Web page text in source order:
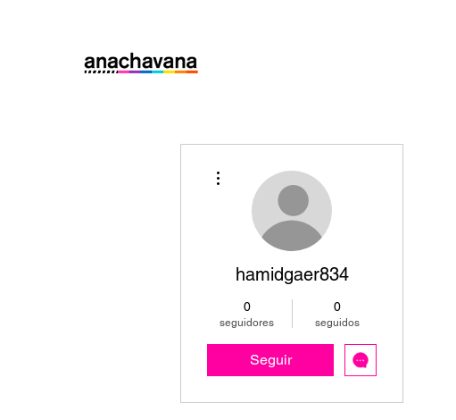
hamidgaer834
0
seguidores
0
seguidos
Seguir